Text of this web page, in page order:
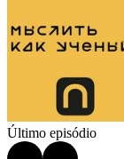
Último episódio